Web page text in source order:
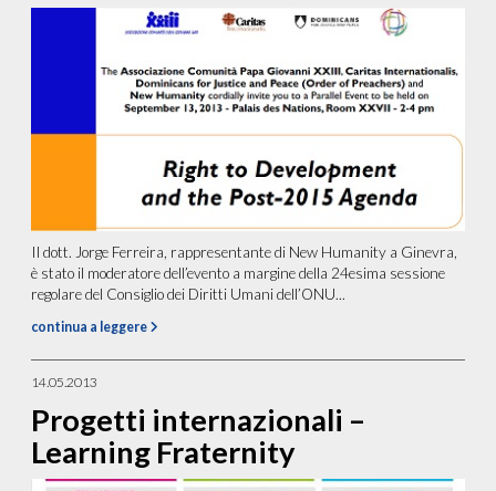
Il dott. Jorge Ferreira, rappresentante di New Humanity a Ginevra,
è stato il moderatore dell’evento a margine della 24esima sessione
regolare del Consiglio dei Diritti Umani dell’ONU...
continua a leggere
14.05.2013
Progetti internazionali –
Learning Fraternity